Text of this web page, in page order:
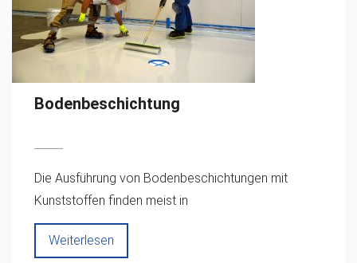
Bodenbeschichtung
Die Ausführung von Bodenbeschichtungen mit
Kunststoffen finden meist in
Weiterlesen